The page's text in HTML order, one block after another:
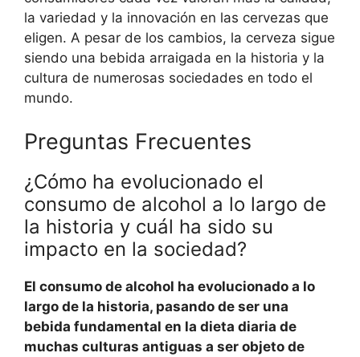
la variedad y la innovación en las cervezas que
eligen. A pesar de los cambios, la cerveza sigue
siendo una bebida arraigada en la historia y la
cultura de numerosas sociedades en todo el
mundo.
Preguntas Frecuentes
¿Cómo ha evolucionado el
consumo de alcohol a lo largo de
la historia y cuál ha sido su
impacto en la sociedad?
El consumo de alcohol ha evolucionado a lo
largo de la historia, pasando de ser una
bebida fundamental en la dieta diaria de
muchas culturas antiguas a ser objeto de